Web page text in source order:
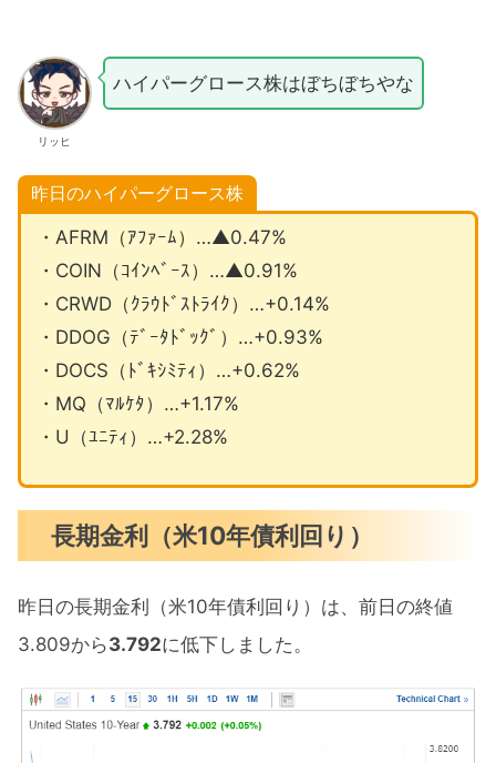
リッヒ
ハイパーグロース株はぼちぼちやな
昨日のハイパーグロース株
・AFRM（ｱﾌｧｰﾑ）…▲0.47%
・COIN（ｺｲﾝﾍﾞｰｽ）…▲0.91%
・CRWD（ｸﾗｳﾄﾞｽﾄﾗｲｸ）…+0.14%
・DDOG（ﾃﾞｰﾀﾄﾞｯｸﾞ）…+0.93%
・DOCS（ﾄﾞｷｼﾐﾃｨ）…+0.62%
・MQ（ﾏﾙｹﾀ）…+1.17%
・U（ﾕﾆﾃｨ）…+2.28%
長期金利（米10年債利回り）
昨日の長期金利（米10年債利回り）は、前日の終値
3.809から3.792に低下しました。